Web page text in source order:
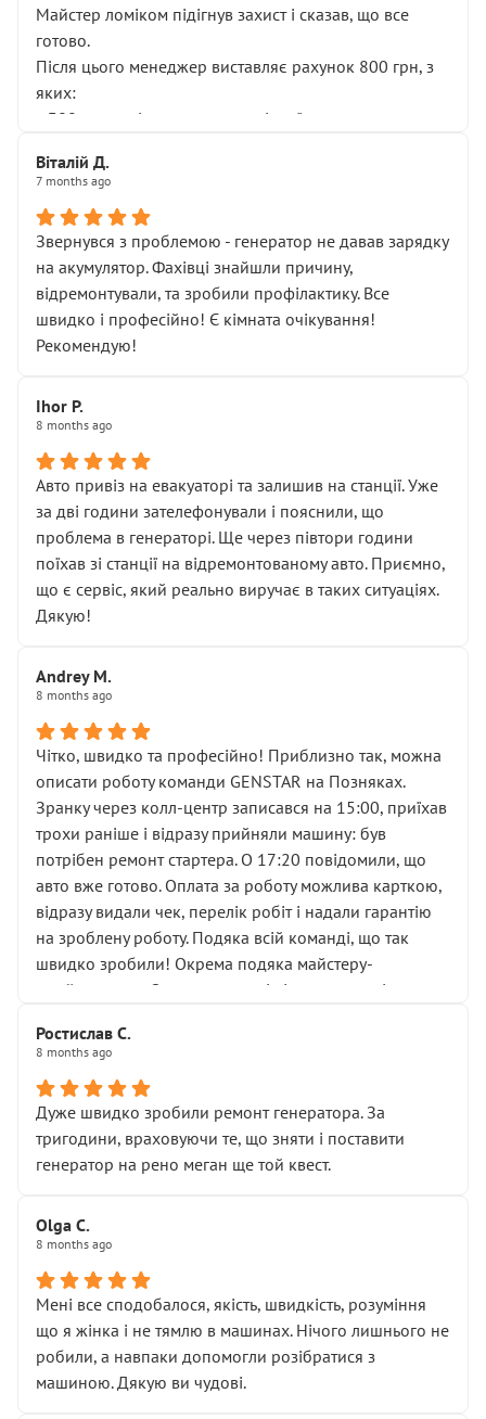
Майстер ломіком підігнув захист і сказав, що все
готово.
Після цього менеджер виставляє рахунок 800 грн, з
яких:
• 300 грн — діагностика гальмівної системи
НЕ погоджував
послуга. Тим більше, я був поруч і жодної реальної
діагностики ходової не проводилось. Після
зауваження гроші за цю “послугу” повернули, що
лише підтвердило мою правоту.
Але головне — я виїжджаю з боксу, і скрип у гальмах
залишився таким самим, як і був. Тобто оплачена
Далі ситуація тільки погіршилась:
• сказали, що тепер “потрібно знімати колеса”
• що біля авто стояти вже не можна
• почали озвучувати купу додаткових робіт без
чіткого пояснення
( ну все зняли та доробили) дякую!
Окремий момент, який виглядає абсурдно:
мені заявили, що бачок гальмівної рідини потрібно
міняти разом із головним гальмівним циліндром у
Для людини, яка хоча б трохи розуміється на техніці,
це звучить як мінімум непрофесійно, а як максимум —
спроба продати дорогий вузол замість елементарних
ущільнювачів.
Що прикро — це не перший мій візит. Раніше міняв у
вас стартер, і тоді сервіс наче справив хороше
враження. Але згодом знайшов декілька гайок під
лобовим склом. Мені пояснили, що це “старі гайки, які
відкручували”, і попросили не хвилюватися. ( надіюсь
новий власник, не застяг в полі))
Але після нинішнього візиту такі дрібниці вже не
здаються дрібницями.
Я — клієнт, який працює на довірі, і саме її цей сервіс
Хотілося б більше:
• належної уваги до авто
• прозорості в роботах і рахунках
• реальної діагностики, а не формального
“подивились і поїхав”
На жаль, складається враження, що сервіс працює не
Стосовно комунікації - все добре
Віталій Д.
7 months ago
Звернувся з проблемою - генератор не давав зарядку
на акумулятор. Фахівці знайшли причину,
відремонтували, та зробили профілактику. Все
швидко і професійно! Є кімната очікування!
Рекомендую!
Ihor P.
8 months ago
Авто привіз на евакуаторі та залишив на станції. Уже
за дві години зателефонували і пояснили, що
проблема в генераторі. Ще через півтори години
поїхав зі станції на відремонтованому авто. Приємно,
що є сервіс, який реально виручає в таких ситуаціях.
Дякую!
Andrey M.
8 months ago
Чітко, швидко та професійно! Приблизно так, можна
описати роботу команди GENSTAR на Позняках.
Зранку через колл-центр записався на 15:00, приїхав
трохи раніше і відразу прийняли машину: був
потрібен ремонт стартера. О 17:20 повідомили, що
авто вже готово. Оплата за роботу можлива карткою,
відразу видали чек, перелік робіт і надали гарантію
на зроблену роботу. Подяка всій команді, що так
швидко зробили! Окрема подяка майстеру-
приймальнику Олександру: всі чітко та по суті.
звертатися до цього автосервісу.
Ростислав С.
8 months ago
Дуже швидко зробили ремонт генератора. За
тригодини, враховуючи те, що зняти і поставити
генератор на рено меган ще той квест.
Olga С.
8 months ago
Мені все сподобалося, якість, швидкість, розуміння
що я жінка і не тямлю в машинах. Нічого лишнього не
робили, а навпаки допомогли розібратися з
машиною. Дякую ви чудові.